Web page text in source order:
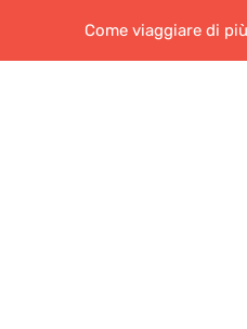
Come viaggiare di